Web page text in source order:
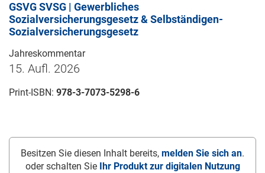
GSVG SVSG | Gewerbliches
Sozialversicherungsgesetz & Selbständigen-
Sozialversicherungsgesetz
Jahreskommentar
15. Aufl. 2026
Print-ISBN: 978-3-7073-5298-6
Besitzen Sie diesen Inhalt bereits, melden Sie sich an.
oder schalten Sie
Ihr Produkt zur digitalen Nutzung